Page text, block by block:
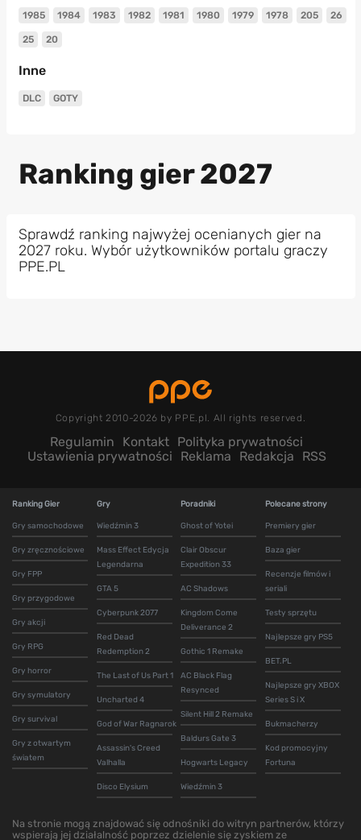
1985 1984 1983 1982 1981 1980 1979 1978 205 26
25 20
Inne
DLC GOTY
Ranking gier 2027
Sprawdź ranking najwyżej ocenianych gier na
2027 roku. Wybór użytkowników portalu graczy
PPE.PL
Copyright 2010-2026 by PPE.pl. All rights reserved.
Regulamin Kontakt Polityka prywatności
Ustawienia prywatności
Reklama Redakcja RSS
Ranking Gier
Gry samochodowe
Gry zręcznościowe
Gry FPP
Gry przygodowe
Gry akcji
Gry RPG
Gry horror
Gry symulatory
Gry survival
Gry z otwartym
światem
Gry
Wiedźmin 3
Mass Effect Edycja
Legendarna
GTA 5
Cyberpunk 2077
Red Dead
Redemption 2
The Last of Us Part 1
Uncharted 4
God of War Ragnarok
Assassin's Creed
Valhalla
Disco Elysium
Poradniki
Ghost of Yotei
Clair Obscur
Expedition 33
AC Shadows
Kingdom Come
Deliverance 2
Gothic 1 Remake
AC Black Flag
Resynced
Silent Hill 2 Remake
Baldurs Gate 3
Hogwarts Legacy
Wiedźmin 3
Polecane strony
Premiery gier
Baza gier
Recenzje filmów i
seriali
Testy sprzętu
Najlepsze gry PS5
BET.PL
Najlepsze gry XBOX
Series S i X
Bukmacherzy
Kod promocyjny
Fortuna
Na stronie mogą znajdować się odnośniki do witryn partnerów, którzy
wspierają jej działalność poprzez dzielenie się zyskiem ze